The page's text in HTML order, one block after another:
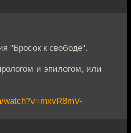
"Бросок к свободе".
и эпилогом, или
watch?v=mxvR8mV-